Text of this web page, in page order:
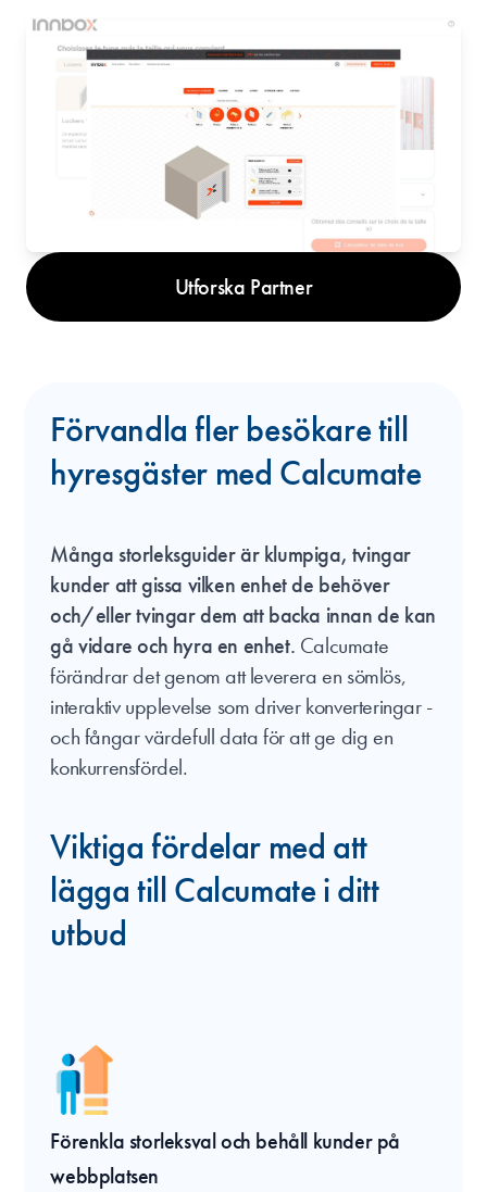
Utforska Partner
Förvandla fler besökare till
hyresgäster med Calcumate
Många storleksguider är klumpiga, tvingar
kunder att gissa vilken enhet de behöver
och/eller tvingar dem att backa innan de kan
gå vidare och hyra en enhet. Calcumate
förändrar det genom att leverera en sömlös,
interaktiv upplevelse som driver konverteringar -
och fångar värdefull data för att ge dig en
konkurrensfördel.
Viktiga fördelar med att
lägga till Calcumate i ditt
utbud
Förenkla storleksval och behåll kunder på
webbplatsen